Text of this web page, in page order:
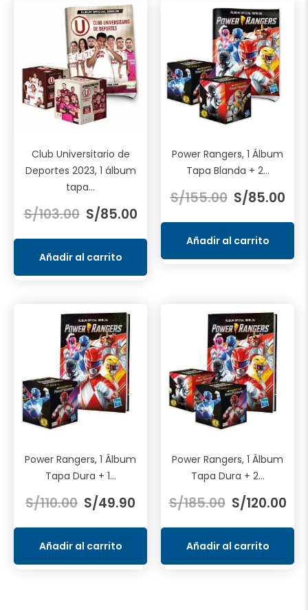
Club Universitario de
Deportes 2023, 1 álbum
tapa...
S/103.00 precio
original
era:
S/103.00.
S/85.00precio
actual
S/85.00.
Añadir al carrito
Power Rangers, 1 Álbum
Tapa Blanda + 2...
S/155.00 precio
original
era:
S/155.00.
S/85.00
S/
Añadir al carrito
Power Rangers, 1 Álbum
Tapa Dura + 1...
S/110.00 precio
original
era:
S/110.00.
S/49.90 precio
actual
S/49.90.
Añadir al carrito
Power Rangers, 1 Álbum
Tapa Dura + 2...
S/185.00 precio
original
era:
S/185.00.
S/120.00
S/
Añadir al carrito